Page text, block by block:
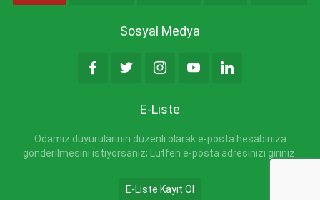
Sosyal Medya
E-Liste
Odamız duyurularının düzenli olarak e-posta hesabınıza
gönderilmesini istiyorsanız; Lütfen e-posta adresinizi giriniz.
E-Liste Kayıt Ol